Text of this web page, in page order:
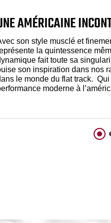
AMÉRICAINE
son style musclé et
la quintessence
fait toute sa
son inspiration dans nos
le monde du flat track.
moderne à